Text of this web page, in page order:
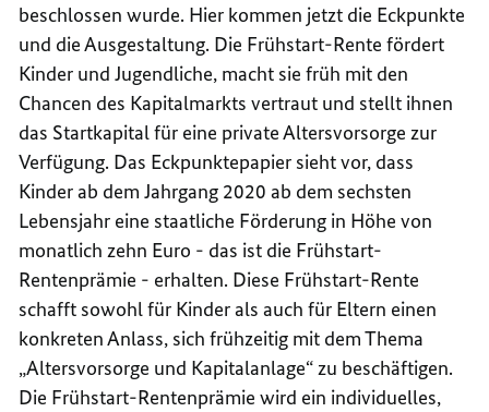
beschlossen wurde. Hier kommen jetzt die Eckpunkte
und die Ausgestaltung. Die Frühstart-Rente fördert
Kinder und Jugendliche, macht sie früh mit den
Chancen des Kapitalmarkts vertraut und stellt ihnen
das Startkapital für eine private Altersvorsorge zur
Verfügung. Das Eckpunktepapier sieht vor, dass
Kinder ab dem Jahrgang 2020 ab dem sechsten
Lebensjahr eine staatliche Förderung in Höhe von
monatlich zehn Euro - das ist die Frühstart-
Rentenprämie - erhalten. Diese Frühstart-Rente
schafft sowohl für Kinder als auch für Eltern einen
konkreten Anlass, sich frühzeitig mit dem Thema
„Altersvorsorge und Kapitalanlage“ zu beschäftigen.
Die Frühstart-Rentenprämie wird ein individuelles,